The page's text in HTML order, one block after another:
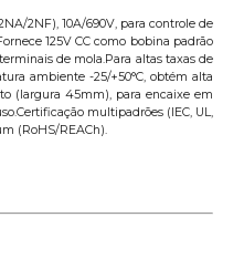
2NF), 10A/690V, para controle de
125V CC como bobina padrão
de mola.Para altas taxas de
ambiente -25/+50°C, obtém alta
(largura 45mm), para encaixe em
multipadrões (IEC, UL,
(RoHS/REACh).